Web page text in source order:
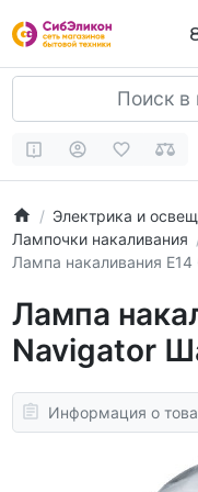
Электрика и
Лампочки накаливания
Лампа накаливания
Лампа
Navigator
Информация о